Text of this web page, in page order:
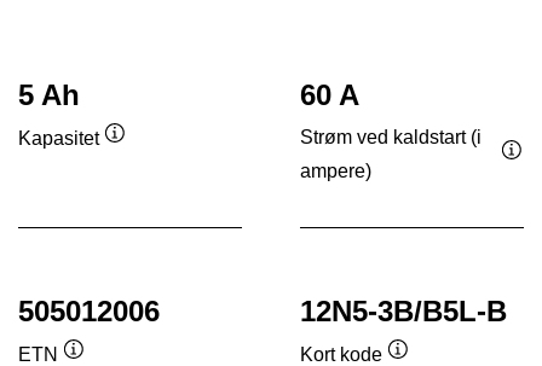
5 Ah
Kapasitet
60 A
Strøm ved kaldstart (i
ampere)
505012006
ETN
12N5-3B/B5L-B
Kort kode